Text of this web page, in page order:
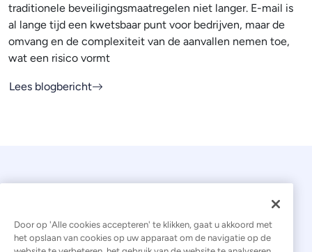
traditionele beveiligingsmaatregelen niet langer. E-mail is
al lange tijd een kwetsbaar punt voor bedrijven, maar de
omvang en de complexiteit van de aanvallen nemen toe,
wat een risico vormt
Lees blogbericht
Door op 'Alle cookies accepteren' te klikken, gaat u akkoord met
het opslaan van cookies op uw apparaat om de navigatie op de